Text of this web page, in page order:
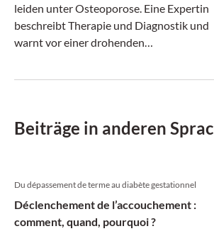
leiden unter Osteoporose. Eine Expertin
beschreibt Therapie und Diagnostik und
warnt vor einer drohenden
Beiträge in anderen
Du dépassement de terme au diabète gestationnel
Déclenchement de l’accouchement :
comment, quand, pourquoi ?